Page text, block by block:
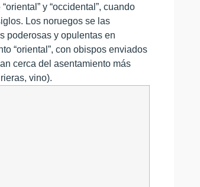
y “occidental”, cuando
Los noruegos se las
poderosas y opulentas en
“oriental”, con obispos enviados
cerca del asentamiento más
vino).